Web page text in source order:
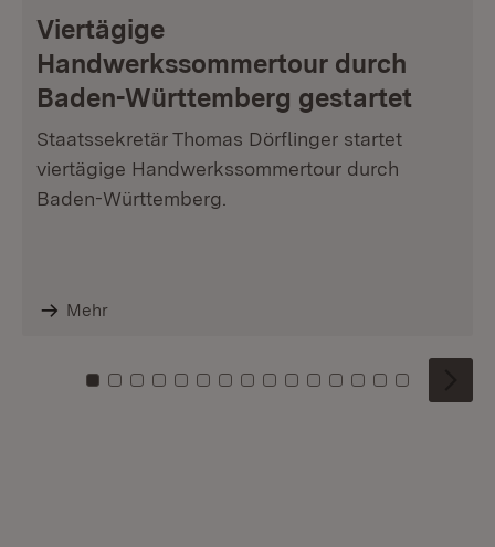
Viertägige
Handwerkssommertour durch
Baden-Württemberg gestartet
Staatssekretär Thomas Dörflinger startet
viertägige Handwerkssommertour durch
Baden-Württemberg.
Mehr
Zu Kachel: 0
Zu Kachel: 1
Zu Kachel: 2
Zu Kachel: 3
Zu Kachel: 4
Zu Kachel: 5
Zu Kachel: 6
Zu Kachel: 7
Zu Kachel: 8
Zu Kachel: 9
Zu Kachel: 10
Zu Kachel: 11
Zu Kachel: 12
Zu Kachel:
Zu